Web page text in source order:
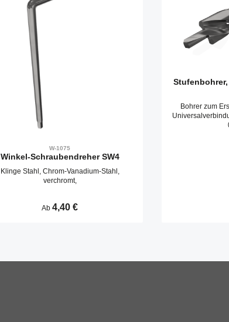
W-1075
Winkel-Schraubendreher SW4
Klinge Stahl, Chrom-Vanadium-Stahl,
verchromt,
Regulärer Preis:
Ab 4,40 €
Bohrer zum